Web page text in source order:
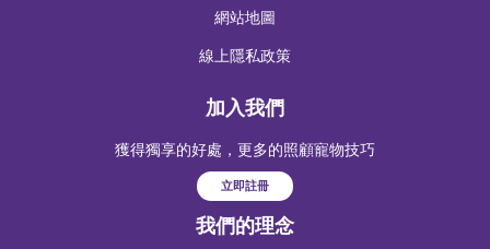
網站地圖
線上隱私政策
加入我們
獲得獨享的好處，更多的照顧寵物技巧
立即註冊
我們的理念